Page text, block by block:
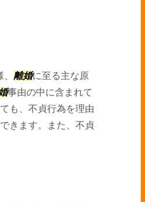
離婚に至る主な原
事由の中に含まれて
も、不貞行為を理由
きます。また、不貞